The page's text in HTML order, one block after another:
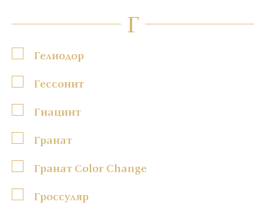
Г
Гелиодор
Гессонит
Гиацинт
Гранат
Гранат Color Change
Гроссуляр